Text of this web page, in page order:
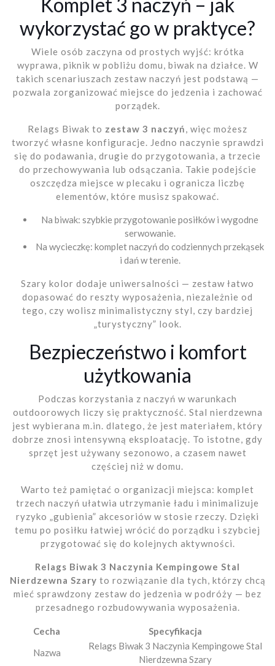
Komplet 3 naczyń – jak
wykorzystać go w praktyce?
Wiele osób zaczyna od prostych wyjść: krótka
wyprawa, piknik w pobliżu domu, biwak na działce. W
takich scenariuszach zestaw naczyń jest podstawą —
pozwala zorganizować miejsce do jedzenia i zachować
porządek.
Relags Biwak to zestaw 3 naczyń, więc możesz
tworzyć własne konfiguracje. Jedno naczynie sprawdzi
się do podawania, drugie do przygotowania, a trzecie
do przechowywania lub odsączania. Takie podejście
oszczędza miejsce w plecaku i ogranicza liczbę
elementów, które musisz spakować.
Na biwak: szybkie przygotowanie posiłków i wygodne
serwowanie.
Na wycieczkę: komplet naczyń do codziennych przekąsek
i dań w terenie.
Szary kolor dodaje uniwersalności — zestaw łatwo
dopasować do reszty wyposażenia, niezależnie od
tego, czy wolisz minimalistyczny styl, czy bardziej
„turystyczny” look.
Bezpieczeństwo i komfort
użytkowania
Podczas korzystania z naczyń w warunkach
outdoorowych liczy się praktyczność. Stal nierdzewna
jest wybierana m.in. dlatego, że jest materiałem, który
dobrze znosi intensywną eksploatację. To istotne, gdy
sprzęt jest używany sezonowo, a czasem nawet
częściej niż w domu.
Warto też pamiętać o organizacji miejsca: komplet
trzech naczyń ułatwia utrzymanie ładu i minimalizuje
ryzyko „gubienia” akcesoriów w stosie rzeczy. Dzięki
temu po posiłku łatwiej wrócić do porządku i szybciej
przygotować się do kolejnych aktywności.
Relags Biwak 3 Naczynia Kempingowe Stal
Nierdzewna Szary to rozwiązanie dla tych, którzy chcą
mieć sprawdzony zestaw do jedzenia w podróży — bez
przesadnego rozbudowywania wyposażenia.
Cecha
Specyfikacja
Nazwa
Relags Biwak 3 Naczynia Kempingowe Stal
Nierdzewna Szary